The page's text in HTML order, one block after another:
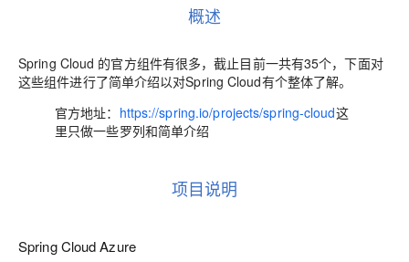
概述
Spring Cloud 的官方组件有很多，截止目前一共有35个，下面对
这些组件进行了简单介绍以对Spring Cloud有个整体了解。
官方地址： https://spring.io/projects/spring-cloud这
里只做一些罗列和简单介绍
项目说明
Spring Cloud Azure